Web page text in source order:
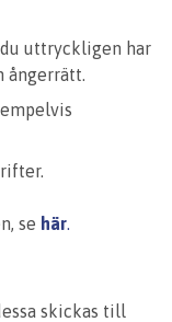
uttryckligen har
ångerrätt.
se här.
skickas till